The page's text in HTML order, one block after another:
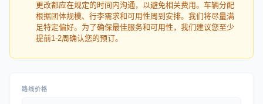
更改都应在规定的时间内沟通，以避免相关费用。车辆分配
根据团体规模、行李需求和可用性周到安排。我们将尽量满
足特定偏好。为了确保最佳服务和可用性，我们建议您至少
提前1-2周确认您的预订。
路线价格